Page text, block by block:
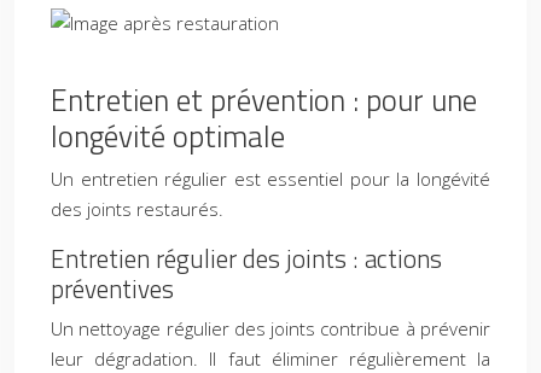
Entretien et prévention : pour une
longévité optimale
Un entretien régulier est essentiel pour la longévité
des joints restaurés.
Entretien régulier des joints : actions
préventives
Un nettoyage régulier des joints contribue à prévenir
leur dégradation. Il faut éliminer régulièrement la